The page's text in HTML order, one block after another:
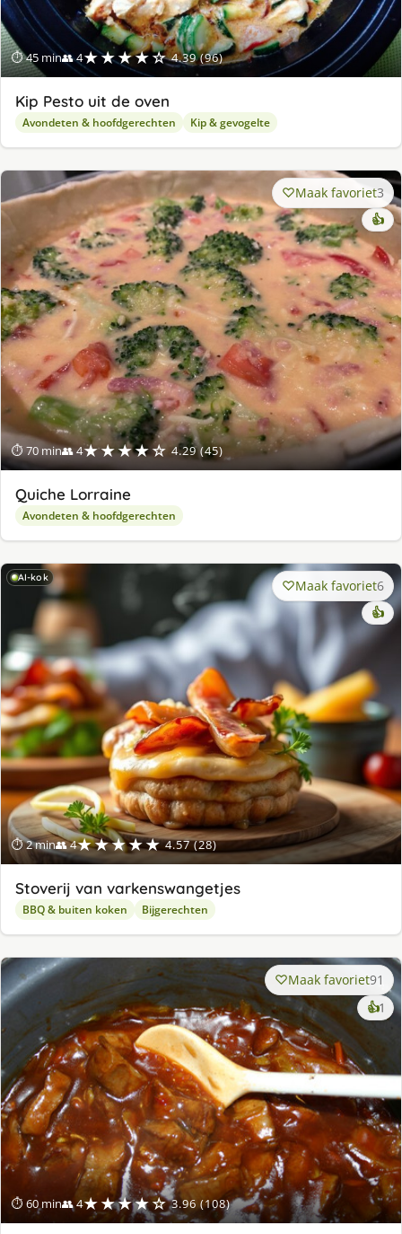
⏱ 45 min👥 4★★★★☆ 4.39 (96)
Kip Pesto uit de oven
Avondeten & hoofdgerechten Kip & gevogelte
⏱ 70 min👥 4★★★★☆ 4.29 (45)
Maak favoriet3
👍
Quiche Lorraine
Avondeten & hoofdgerechten
AI-kok
⏱ 2 min👥 4★★★★★ 4.57 (28)
Maak favoriet6
👍
Stoverij van varkenswangetjes
BBQ & buiten koken Bijgerechten
⏱ 60 min👥 4★★★★☆ 3.96 (108)
Maak favoriet91
👍1